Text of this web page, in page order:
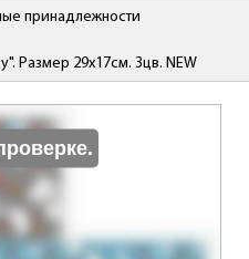
принадлежности
Размер 29х17см. 3цв. NEW